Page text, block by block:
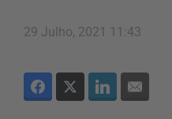
29 Julho, 2021 11:43